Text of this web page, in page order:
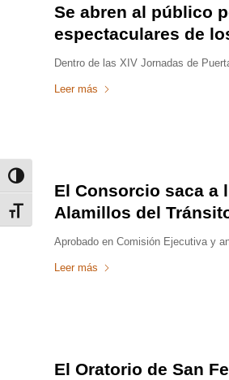
Alternar alto contraste
Alternar tamaño de letra
Se abren al público
espectaculares de
Dentro de las XIV Jornadas de
Leer más
El Consorcio saca a
Alamillos del
Aprobado en Comisión Ejecutiva y
Leer más
El Oratorio de San